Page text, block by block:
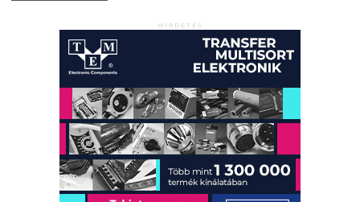
HIRDETÉS